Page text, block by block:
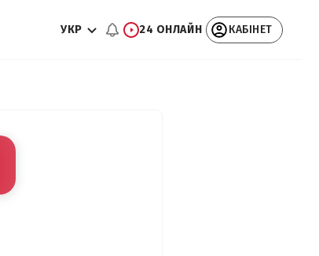
УКР 24 ОНЛАЙН КАБІНЕТ